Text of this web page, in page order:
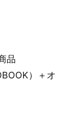
品
）＋オ